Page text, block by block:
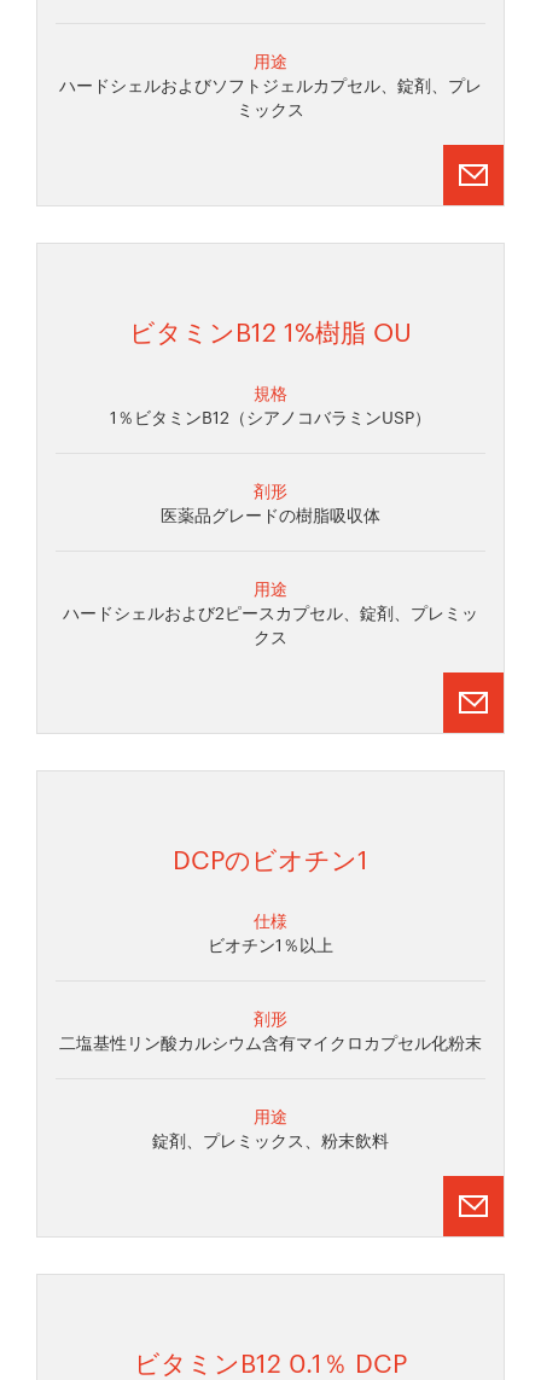
用途
ハードシェルおよびソフトジェルカプセル、錠剤、プレ
ミックス
ビタミンB12 1%樹脂 OU
規格
1％ビタミンB12（シアノコバラミンUSP）
剤形
医薬品グレードの樹脂吸収体
用途
ハードシェルおよび2ピースカプセル、錠剤、プレミッ
クス
DCPのビオチン1
仕様
ビオチン1％以上
剤形
二塩基性リン酸カルシウム含有マイクロカプセル化粉末
用途
錠剤、プレミックス、粉末飲料
ビタミンB12 0.1％ DCP